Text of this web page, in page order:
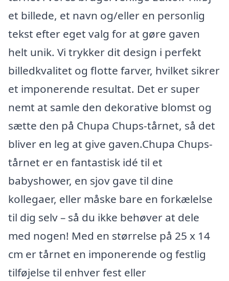
et billede, et navn og/eller en personlig
tekst efter eget valg for at gøre gaven
helt unik. Vi trykker dit design i perfekt
billedkvalitet og flotte farver, hvilket sikrer
et imponerende resultat. Det er super
nemt at samle den dekorative blomst og
sætte den på Chupa Chups-tårnet, så det
bliver en leg at give gaven.Chupa Chups-
tårnet er en fantastisk idé til et
babyshower, en sjov gave til dine
kollegaer, eller måske bare en forkælelse
til dig selv – så du ikke behøver at dele
med nogen! Med en størrelse på 25 x 14
cm er tårnet en imponerende og festlig
tilføjelse til enhver fest eller